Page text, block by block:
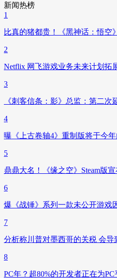
新闻热榜
1
比真的猪都贵！《黑神话：悟空
2
Netflix 网飞游戏业务未来计划拓
3
《刺客信条：影》总监：第二次
4
曝《上古卷轴4》重制版将于今
5
鼎鼎大名！《缘之空》Steam版
6
爆《战锤》系列一款未公开游戏
7
分析称川普对墨西哥的关税 会
8
PC年？超80%的开发者正在为